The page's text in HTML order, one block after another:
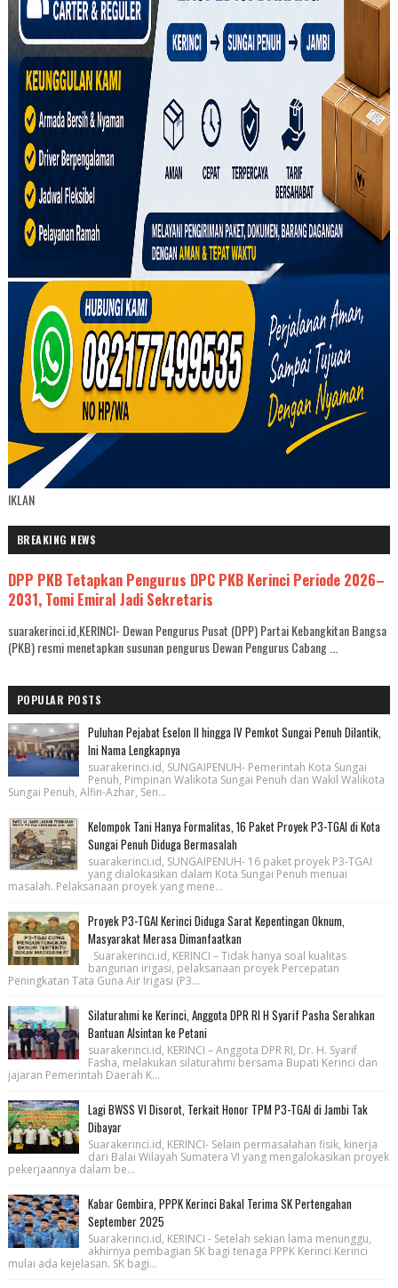
IKLAN
BREAKING NEWS
DPP PKB Tetapkan Pengurus DPC PKB Kerinci Periode 2026–
2031, Tomi Emiral Jadi Sekretaris
suarakerinci.id,KERINCI- Dewan Pengurus Pusat (DPP) Partai Kebangkitan Bangsa
(PKB) resmi menetapkan susunan pengurus Dewan Pengurus Cabang ...
POPULAR POSTS
Puluhan Pejabat Eselon II hingga IV Pemkot Sungai Penuh Dilantik,
Ini Nama Lengkapnya
suarakerinci.id, SUNGAIPENUH- Pemerintah Kota Sungai
Penuh, Pimpinan Walikota Sungai Penuh dan Wakil Walikota
Sungai Penuh, Alfin-Azhar, Sen...
Kelompok Tani Hanya Formalitas, 16 Paket Proyek P3-TGAI di Kota
Sungai Penuh Diduga Bermasalah
suarakerinci.id, SUNGAIPENUH- 16 paket proyek P3-TGAI
yang dialokasikan dalam Kota Sungai Penuh menuai
masalah. Pelaksanaan proyek yang mene...
Proyek P3-TGAI Kerinci Diduga Sarat Kepentingan Oknum,
Masyarakat Merasa Dimanfaatkan
Suarakerinci.id, KERINCI – Tidak hanya soal kualitas
bangunan irigasi, pelaksanaan proyek Percepatan
Peningkatan Tata Guna Air Irigasi (P3...
Silaturahmi ke Kerinci, Anggota DPR RI H Syarif Pasha Serahkan
Bantuan Alsintan ke Petani
suarakerinci.id, KERINCI – Anggota DPR RI, Dr. H. Syarif
Fasha, melakukan silaturahmi bersama Bupati Kerinci dan
jajaran Pemerintah Daerah K...
Lagi BWSS VI Disorot, Terkait Honor TPM P3-TGAI di Jambi Tak
Dibayar
Suarakerinci.id, KERINCI- Selain permasalahan fisik, kinerja
dari Balai Wilayah Sumatera VI yang mengalokasikan proyek
pekerjaannya dalam be...
Kabar Gembira, PPPK Kerinci Bakal Terima SK Pertengahan
September 2025
Suarakerinci.id, KERINCI - Setelah sekian lama menunggu,
akhirnya pembagian SK bagi tenaga PPPK Kerinci Kerinci
mulai ada kejelasan. SK bagi...